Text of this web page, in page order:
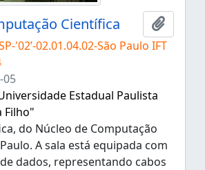
Científica
'02’-02.01.04.02-São Paulo IFT
05
Estadual Paulista
Filho"
do Núcleo de Computação
A sala está equipada com
dados, representando cabos